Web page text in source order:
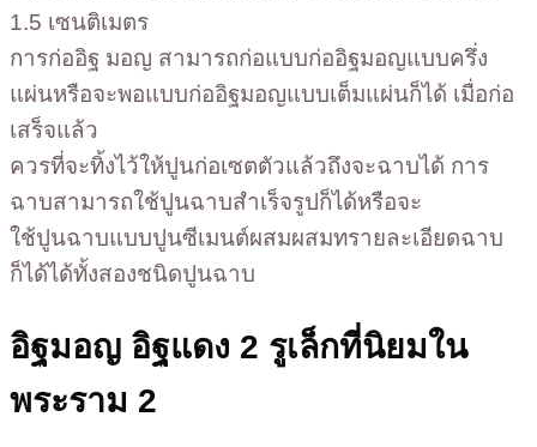
1.5 เซนติเมตร
การก่ออิฐ มอญ สามารถก่อแบบก่ออิฐมอญแบบครึ่ง
แผ่นหรือจะพอแบบก่ออิฐมอญแบบเต็มแผ่นก็ได้ เมื่อก่อ
เสร็จแล้ว
ควรที่จะทิ้งไว้ให้ปูนก่อเซตตัวแล้วถึงจะฉาบได้ การ
ฉาบสามารถใช้ปูนฉาบสำเร็จรูปก็ได้หรือจะ
ใช้ปูนฉาบแบบปูนซีเมนต์ผสมผสมทรายละเอียดฉาบ
ก็ได้ได้ทั้งสองชนิดปูนฉาบ
อิฐมอญ อิฐแดง 2 รูเล็กที่นิยมใน
พระราม 2